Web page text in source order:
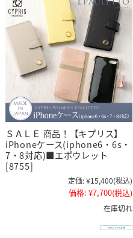
ＳＡＬＥ 商品！【キプリス】
iPhoneケース(iphone6・6s・
7・8対応)■エポウレット
[8755]
定価:¥15,400(税込)
価格: ¥7,700(税込)
在庫切れ